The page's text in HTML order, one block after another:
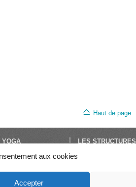
aux cookies
Accepter
Haut de page
YOGA
le Yoga
le Yoga
LES STRUCTURES
Syndicat National des